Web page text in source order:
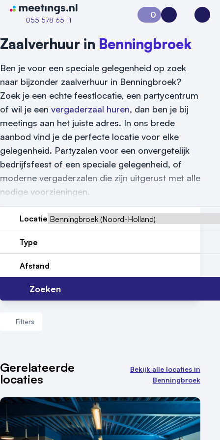
Naar home van Meetings
055 578 65 11
Vraag locatie aan
Locatiegids
Meld locatie aan
Nieuws
Reviews (5⭐️)
Contact
0
Aanvraag 0Inloggen
Zaalverhuur in Benningbroek
Ben je voor een speciale gelegenheid op zoek
naar bijzonder zaalverhuur in Benningbroek?
Zoek je een echte feestlocatie, een partycentrum
of wil je een vergaderzaal huren, dan ben je bij
meetings aan het juiste adres. In ons brede
aanbod vind je de perfecte locatie voor elke
gelegenheid. Partyzalen voor een onvergetelijk
bedrijfsfeest of een speciale gelegenheid, of
moderne vergaderzalen die zijn uitgerust met alle
nodige voorzieningen.
Locatie
Type
Afstand
Zoeken
Filters
Aantal zalen
1 - 5 zalen
10 of meer zalen
Aantal personen
Gerelateerde
locaties
Bekijk alle locaties in
Benningbroek